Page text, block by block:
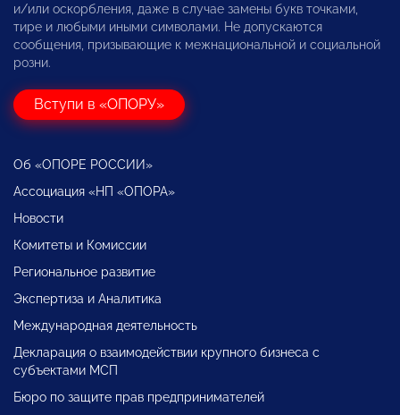
и/или оскорбления, даже в случае замены букв точками,
тире и любыми иными символами. Не допускаются
сообщения, призывающие к межнациональной и социальной
розни.
Вступи в «ОПОРУ»
Об «ОПОРЕ РОССИИ»
Ассоциация «НП «ОПОРА»
Новости
Комитеты и Комиссии
Региональное развитие
Экспертиза и Аналитика
Международная деятельность
Декларация о взаимодействии крупного бизнеса с
субъектами МСП
Бюро по защите прав предпринимателей